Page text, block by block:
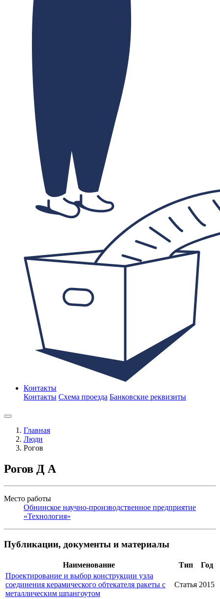
Контакты
Контакты Схема проезда Банковские реквизиты
Главная
Люди
Рогов
Рогов Д А
Место работы
Обнинское научно-производственное предприятие
«Технология»
Публикации, документы и материалы
Наименование Тип
Год
Проектирование и выбор конструкции узла
соединения керамического обтекателя ракеты с
металлическим шпангоутом
Статья 2015